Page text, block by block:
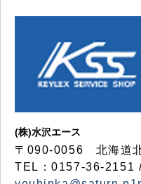
(株)水沢エース
〒090-0056 北海道
TEL：0157-36-2151